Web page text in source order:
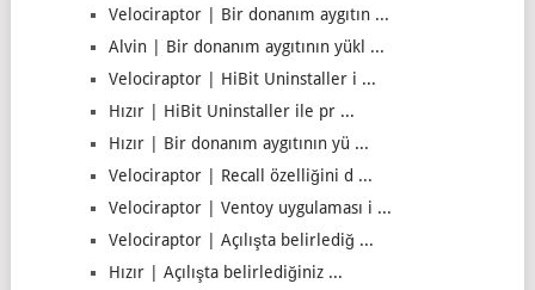
Velociraptor | Bir donanım aygıtın ...
Alvin | Bir donanım aygıtının yükl ...
Velociraptor | HiBit Uninstaller i ...
Hızır | HiBit Uninstaller ile pr ...
Hızır | Bir donanım aygıtının yü ...
Velociraptor | Recall özelliğini d ...
Velociraptor | Ventoy uygulaması i ...
Velociraptor | Açılışta belirlediğ ...
Hızır | Açılışta belirlediğiniz ...